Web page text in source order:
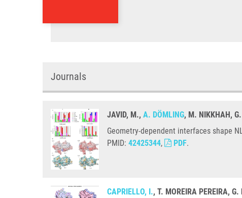
Journals
JAVID, M., A. DÖMLING, M. NIKKHAH,
Geometry-dependent interfaces shape
PMID: 42425344, PDF.
CAPRIELLO, I., T. MOREIRA PEREIRA,